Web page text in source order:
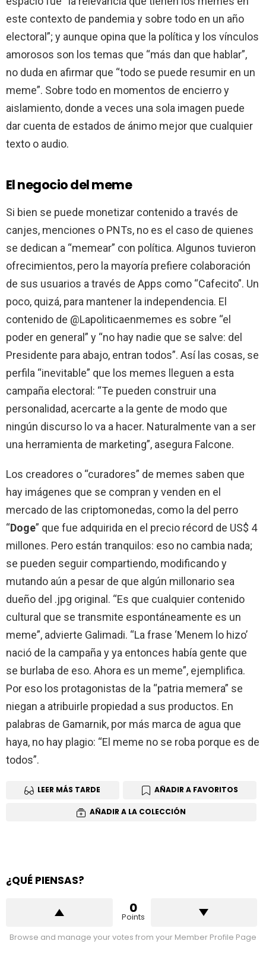
este contexto de pandemia y sobre todo en un año
electoral”; y aunque opina que la política y los vínculos
amorosos son los temas que “más dan que hablar”,
no duda en afirmar que “todo se puede resumir en un
meme”. Sobre todo en momentos de encierro y
aislamiento, donde a veces una sola imagen puede
dar cuenta de estados de ánimo mejor que cualquier
texto o audio.
El negocio del meme
Si bien se puede monetizar contenido a través de
canjes, menciones o PNTs, no es el caso de quienes
se dedican a “memear” con política. Algunos tuvieron
ofrecimientos, pero la mayoría prefiere colaboración
de sus usuarios a través de Apps como “Cafecito”. Un
poco, quizá, para mantener la independencia. El
contenido de @Lapoliticaenmemes es sobre “el
poder en general” y “no hay nadie que se salve: del
Presidente para abajo, entran todos”. Así las cosas, se
perfila “inevitable” que los memes lleguen a esta
campaña electoral: “Te pueden construir una
personalidad, acercarte a la gente de modo que
ningún discurso lo va a hacer. Naturalmente van a ser
una herramienta de marketing”, asegura Falcone.
Los creadores o “curadores” de memes saben que
hay imágenes que se compran y venden en el
mercado de las criptomonedas, como la del perro
“Doge” que fue adquirida en el precio récord de US$ 4
millones. Pero están tranquilos: eso no cambia nada;
se pueden seguir compartiendo, modificando y
mutando aún a pesar de que algún millonario sea
dueño del .jpg original. “Es que cualquier contenido
cultural que se transmite espontáneamente es un
meme”, advierte Galimadi. “La frase ‘Menem lo hizo’
nació de la campaña y ya entonces había gente que
se burlaba de eso. Ahora es un meme”, ejemplifica.
Por eso los protagonistas de la “patria memera” se
niegan a atribuirle propiedad a sus productos. En
palabras de Gamarnik, por más marca de agua que
haya, no hay plagio: “El meme no se roba porque es de
todos”.
LEER MÁS TARDE AÑADIR A FAVORITOS
AÑADIR A LA COLECCIÓN
¿QUÉ PIENSAS?
0
Points
Browse and manage your votes from your Member Profile Page